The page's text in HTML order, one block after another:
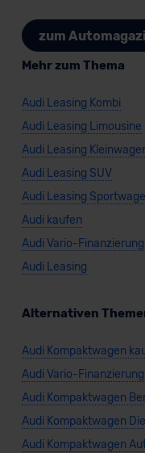
zum
Mehr zum Thema
Audi Leasing Kombi
Audi Leasing Limousine
Audi Leasing
Audi Leasing SUV
Audi Leasing
Audi kaufen
Audi Vario-Finanzierung
Audi Leasing
Alternativen
Audi Kompaktwagen
Audi Vario-
Audi Kompaktwagen
Audi Kompaktwagen
Audi Kompaktwagen